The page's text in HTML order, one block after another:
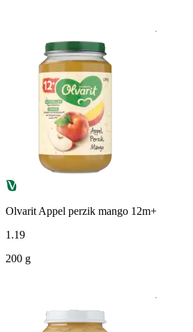
Olvarit Appel perzik mango 12m+
1 .19
200 g